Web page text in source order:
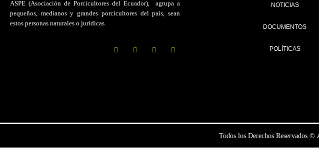
ASPE (Asociación de Porcicultores del Ecuador), agrupa a
pequeños, medianos y grandes porcicultores del país, sean
estos personas naturales o jurídicas.
NOTICIAS
DOCUMENTOS
POLÍTICAS
Todos los Derechos Reservados ©